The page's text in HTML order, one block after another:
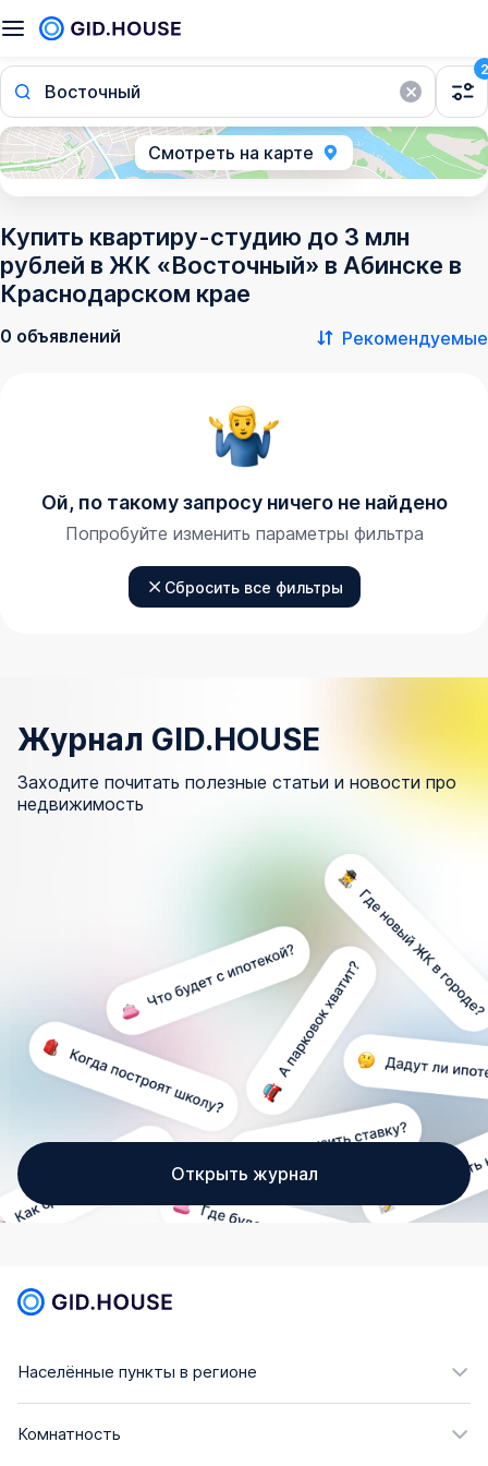
Восточный
2
Смотреть на карте
Купить квартиру-студию до 3 млн
рублей в ЖК «Восточный» в Абинске в
Краснодарском крае
0 объявлений Рекомендуемые
Ой, по такому запросу ничего не найдено
Попробуйте изменить параметры фильтра
Сбросить все фильтры
Журнал GID.HOUSE
Заходите почитать полезные статьи и новости про
недвижимость
Открыть журнал
Населённые пункты в регионе
Комнатность